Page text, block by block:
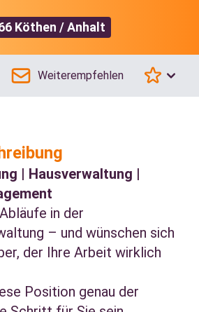
Köthen / Anhalt
Weiterempfehlen
| Hausverwaltung |
in der
– und wünschen sich
der Ihre Arbeit wirklich
Position genau der